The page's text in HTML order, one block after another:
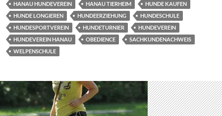
HANAU HUNDEVEREIN
HANAU TIERHEIM
HUNDE KAUFEN
HUNDE LONGIEREN
HUNDEERZIEHUNG
HUNDESCHULE
HUNDESPORTVEREIN
HUNDETURNIER
HUNDEVEREIN
HUNDEVEREIN HANAU
OBEDIENCE
SACHKUNDENACHWEIS
WELPENSCHULE